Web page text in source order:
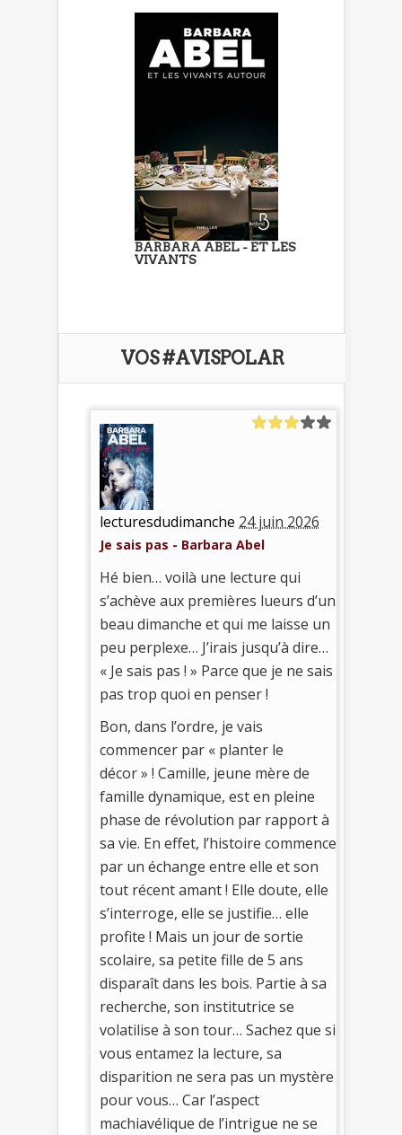
BARBARA ABEL - ET LES
VIVANTS
VOS #AVISPOLAR
lecturesdudimanche 24 juin 2026
Je sais pas - Barbara Abel
Hé bien… voilà une lecture qui
s’achève aux premières lueurs d’un
beau dimanche et qui me laisse un
peu perplexe… J’irais jusqu’à dire…
« Je sais pas ! » Parce que je ne sais
pas trop quoi en penser !
Bon, dans l’ordre, je vais
commencer par « planter le
décor » ! Camille, jeune mère de
famille dynamique, est en pleine
phase de révolution par rapport à
sa vie. En effet, l’histoire commence
par un échange entre elle et son
tout récent amant ! Elle doute, elle
s’interroge, elle se justifie… elle
profite ! Mais un jour de sortie
scolaire, sa petite fille de 5 ans
disparaît dans les bois. Partie à sa
recherche, son institutrice se
volatilise à son tour… Sachez que si
vous entamez la lecture, sa
disparition ne sera pas un mystère
pour vous… Car l’aspect
machiavélique de l’intrigue ne se